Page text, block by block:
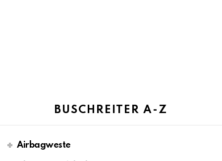
BUSCHREITER A-Z
Airbagweste